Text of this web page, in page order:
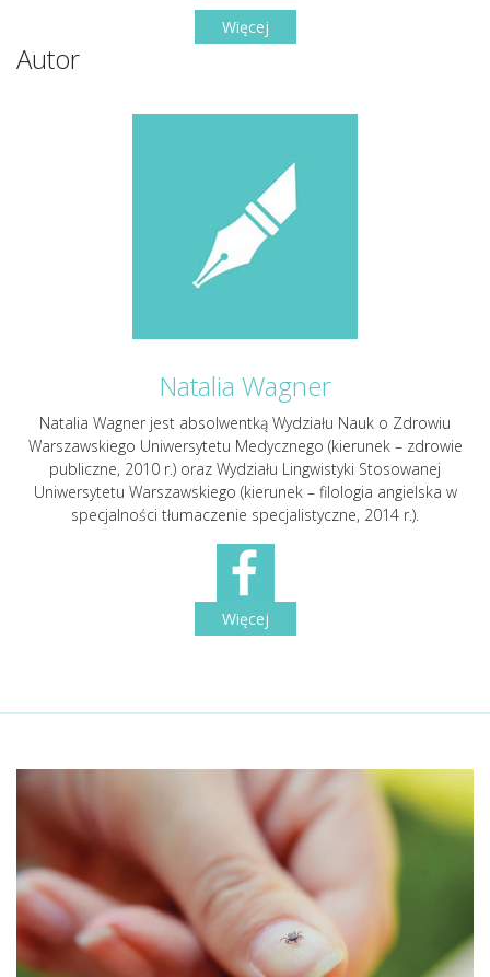
Więcej
Autor
Natalia Wagner
Natalia Wagner jest absolwentką Wydziału Nauk o Zdrowiu
Warszawskiego Uniwersytetu Medycznego (kierunek – zdrowie
publiczne, 2010 r.) oraz Wydziału Lingwistyki Stosowanej
Uniwersytetu Warszawskiego (kierunek – filologia angielska w
specjalności tłumaczenie specjalistyczne, 2014 r.).
Więcej